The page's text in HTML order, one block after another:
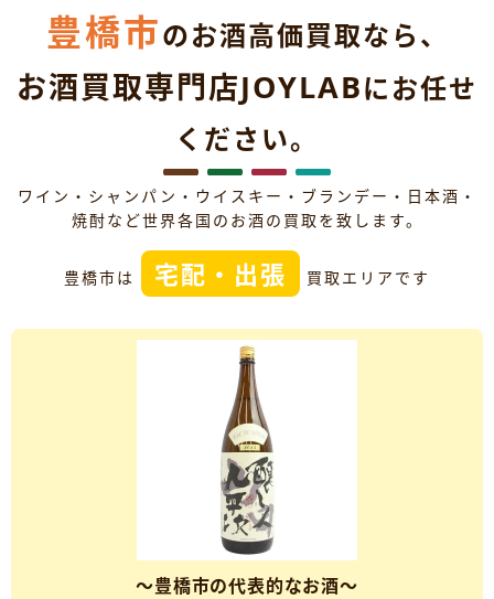
豊橋市のお酒高価買取なら、
お酒買取専門店JOYLABにお任せ
ください。
ワイン・シャンパン・ウイスキー・ブランデー・日本酒・
焼酎など世界各国のお酒の買取を致します。
豊橋市は 宅配・出張 買取エリアです
～豊橋市の代表的なお酒～